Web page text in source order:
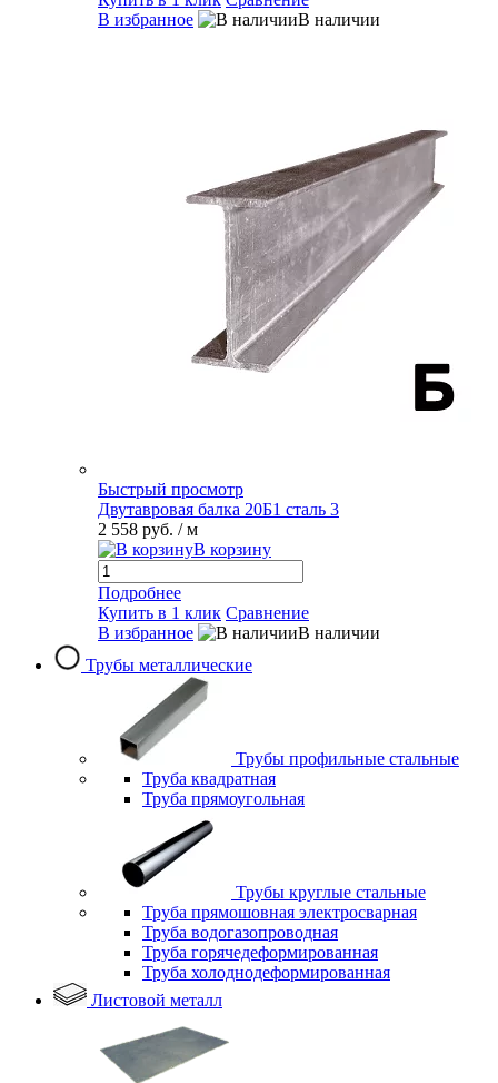
В избранное
В наличии
Быстрый просмотр
Двутавровая балка 20Б1 сталь 3
2 558 руб. / м
В корзину
Подробнее
Купить в 1 клик Сравнение
В избранное
В наличии
Трубы металлические
Трубы профильные стальные
Труба квадратная
Труба прямоугольная
Трубы круглые стальные
Труба прямошовная электросварная
Труба водогазопроводная
Труба горячедеформированная
Труба холоднодеформированная
Листовой металл